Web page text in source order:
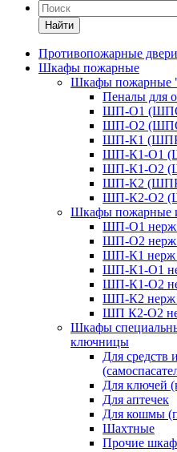
Найти
Противопожарные
Шкафы пожарные
Шкафы пожарные
Пеналы для
ШП-О1
ШП-О2
ШП-К1
ШП-К1-О1
ШП-К1-О2
ШП-К2
ШП-К2-О2
Шкафы пожарные
ШП-О1
ШП-О2
ШП-К1
ШП-К1-О1
ШП-К1-О2
ШП-К2
ШП К2-О2
Шкафы
ключницы
Для средств
Для ключей
Для аптечек
Для кошмы
Шахтные
Прочие